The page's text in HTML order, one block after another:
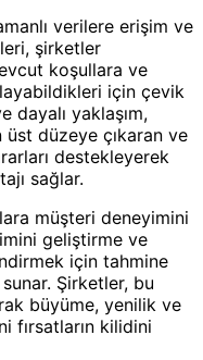
verilere erişim ve
şirketler
koşullara ve
için çevik
dayalı yaklaşım,
üst düzeye çıkaran ve
destekleyerek
sağlar.
müşteri deneyimini
geliştirme ve
için tahmine
Şirketler, bu
büyüme, yenilik ve
fırsatların kilidini